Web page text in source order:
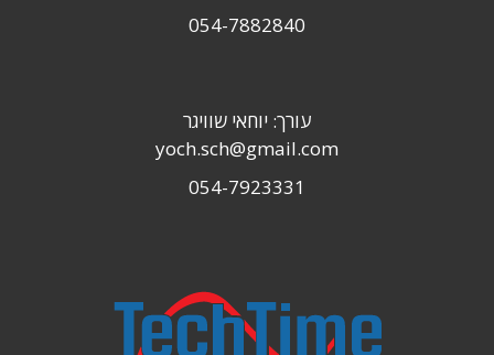
054-7882840
עורך: יוחאי שוויגר
yoch.sch@gmail.com
054-7923331